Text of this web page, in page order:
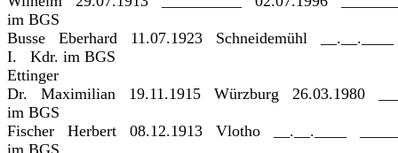
im BGS
Busse Eberhard 11.07.1923 Schneidemühl
I. Kdr. im BGS
Ettinger
Dr. Maximilian 19.11.1915 Würzburg 26.03.1980
im BGS
Fischer Herbert 08.12.1913 Vlotho __.__.____
im BGS